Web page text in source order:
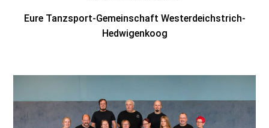
Eure Tanzsport-Gemeinschaft Westerdeichstrich-
Hedwigenkoog